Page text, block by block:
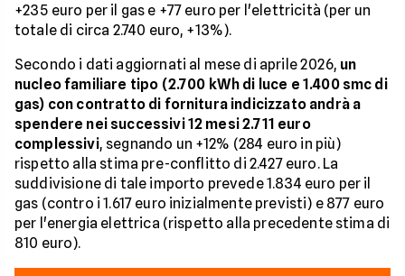
+235 euro per il gas e +77 euro per l'elettricità (per un
totale di circa 2.740 euro, +13%).
Secondo i dati aggiornati al mese di aprile 2026, un
nucleo familiare tipo (2.700 kWh di luce e 1.400 smc di
gas) con contratto di fornitura indicizzato andrà a
spendere nei successivi 12 mesi 2.711 euro
complessivi, segnando un +12% (284 euro in più)
rispetto alla stima pre-conflitto di 2.427 euro. La
suddivisione di tale importo prevede 1.834 euro per il
gas (contro i 1.617 euro inizialmente previsti) e 877 euro
per l'energia elettrica (rispetto alla precedente stima di
810 euro).